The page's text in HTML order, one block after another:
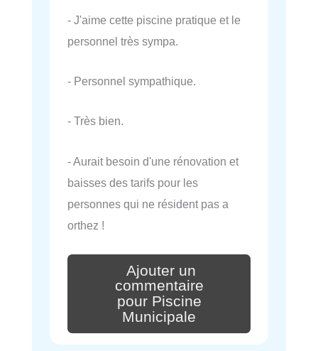
- J'aime cette piscine pratique et le
personnel très sympa.
- Personnel sympathique.
- Très bien.
- Aurait besoin d'une rénovation et
baisses des tarifs pour les
personnes qui ne résident pas a
orthez !
Ajouter un
commentaire
pour Piscine
Municipale